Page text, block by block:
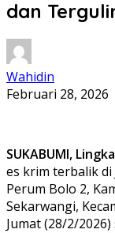
dan
Wahidin
Februari 28, 2026
SUKABUMI,
es krim terbalik di
Perum Bolo 2,
Sekarwangi,
Jumat (28/2/